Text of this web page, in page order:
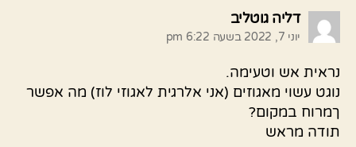
דליה גוטליב
יוני 7, 2022 בשעה 6:22 pm
נראית אש וטעימה.
נוגט עשוי מאגוזים (אני אלרגית לאגוזי לוז) מה אפשר
ךמרוח במקום?
תודה מראש